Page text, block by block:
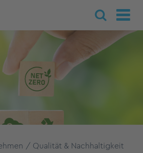
Qualität & Nachhaltigkeit